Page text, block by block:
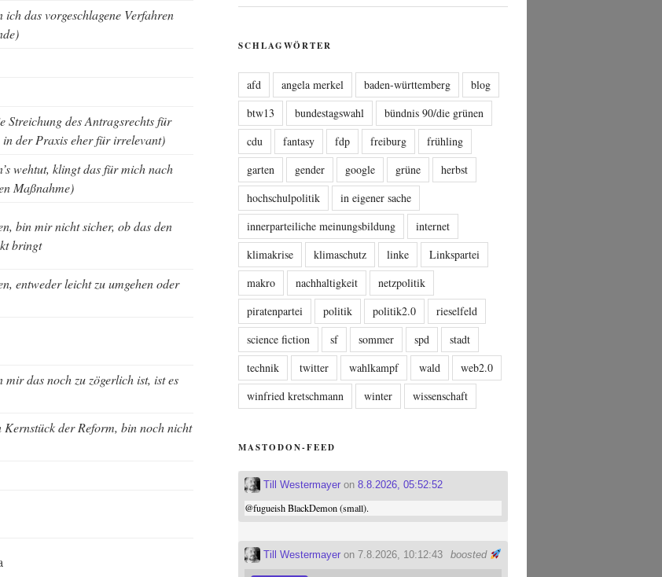
ich das vor­ge­schla­ge­ne Ver­fah­ren
Strei­chung des Antrags­rechts für
in der Pra­xis eher für irrelevant)
weh­tut, klingt das für mich nach
Maßnahme)
bin mir nicht sicher, ob das den
bringt
ent­we­der leicht zu umge­hen oder
mir das noch zu zöger­lich ist, ist es
Kern­stück der Reform, bin noch nicht
SCHLAGWÖRTER
afd angela merkel baden-württemberg
blog
btw13
bundestagswahl
bündnis 90/die grünen
cdu
fantasy fdp freiburg
frühling
garten
gender google grüne
herbst
hochschulpolitik
in eigener sache
innerparteiliche meinungsbildung
internet
klimakrise
klimaschutz linke
Linkspartei
makro
nachhaltigkeit
netzpolitik
piratenpartei
politik politik2.0
rieselfeld
science fiction
sf sommer spd
stadt
technik
twitter wahlkampf wald
web2.0
winfried kretschmann
winter wissenschaft
MASTODON-FEED
Till Westermayer on8.8.2026, 05:52:52
@fugueishBlackDemon (small).
boosted
Till Westermayer on 7.8.2026, 10:12:43